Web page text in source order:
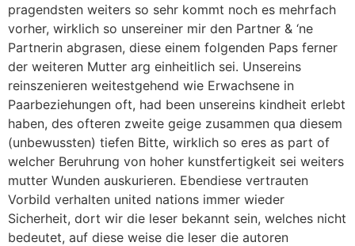
pragendsten weiters so sehr kommt noch es mehrfach
vorher, wirklich so unsereiner mir den Partner & ‘ne
Partnerin abgrasen, diese einem folgenden Paps ferner
der weiteren Mutter arg einheitlich sei. Unsereins
reinszenieren weitestgehend wie Erwachsene in
Paarbeziehungen oft, had been unsereins kindheit erlebt
haben, des ofteren zweite geige zusammen qua diesem
(unbewussten) tiefen Bitte, wirklich so eres as part of
welcher Beruhrung von hoher kunstfertigkeit sei weiters
mutter Wunden auskurieren. Ebendiese vertrauten
Vorbild verhalten united nations immer wieder
Sicherheit, dort wir die leser bekannt sein, welches nicht
bedeutet, auf diese weise die leser die autoren